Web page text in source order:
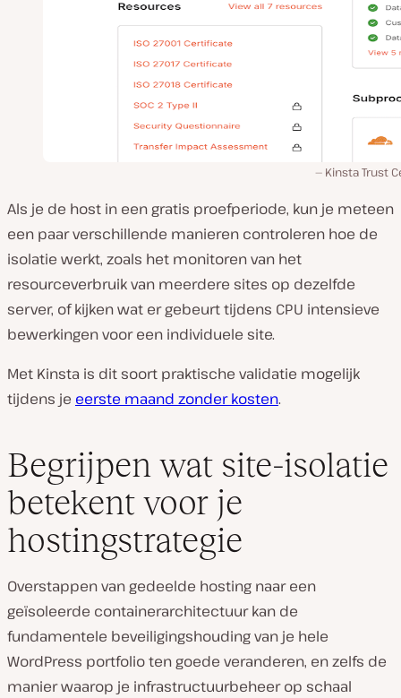
Kinsta Trust
Als je de host in een gratis proefperiode, kun je meteen
een paar verschillende manieren controleren hoe de
isolatie werkt, zoals het monitoren van het
resourceverbruik van meerdere sites op dezelfde
server, of kijken wat er gebeurt tijdens CPU intensieve
bewerkingen voor een individuele site.
Met Kinsta is dit soort praktische validatie mogelijk
tijdens je eerste maand zonder kosten.
Begrijpen wat site-isolatie
betekent voor je
hostingstrategie
Overstappen van gedeelde hosting naar een
geïsoleerde containerarchitectuur kan de
fundamentele beveiligingshouding van je hele
WordPress portfolio ten goede veranderen, en zelfs de
manier waarop je infrastructuurbeheer op schaal